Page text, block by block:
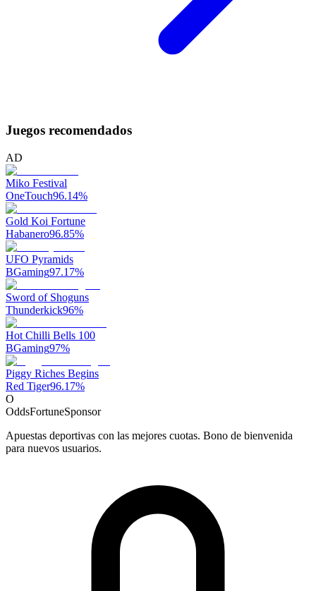
Juegos recomendados
AD
Miko Festival
OneTouch96.14%
Gold Koi Fortune
Habanero96.85%
UFO Pyramids
BGaming97.17%
Sword of Shoguns
Thunderkick96%
Hot Chilli Bells 100
BGaming97%
Piggy Riches Begins
Red Tiger96.17%
O
OddsFortuneSponsor
Apuestas deportivas con las mejores cuotas. Bono de bienvenida
para nuevos usuarios.